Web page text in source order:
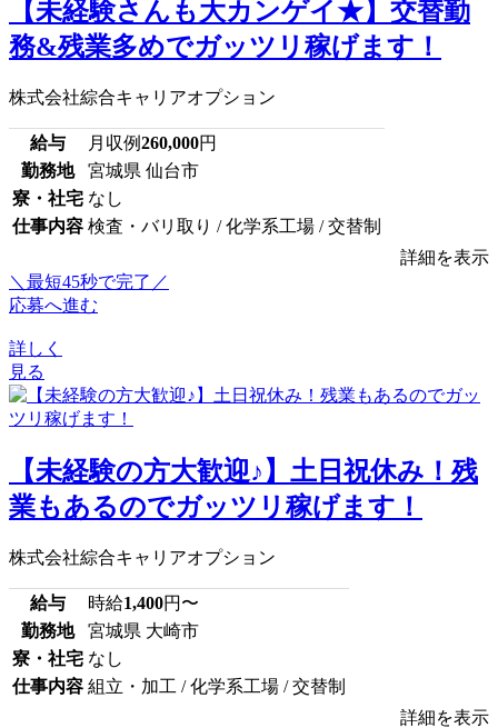
【未経験さんも大カンゲイ★】交替勤
務&残業多めでガッツリ稼げます！
株式会社綜合キャリアオプション
給与 月収例260,000円
勤務地
宮城県 仙台市
寮・社宅 なし
仕事内容 検査・バリ取り / 化学系工場 / 交替制
詳細を表示
＼最短45秒で完了／
応募へ進む
詳しく
見る
【未経験の方大歓迎♪】土日祝休み！残
業もあるのでガッツリ稼げます！
株式会社綜合キャリアオプション
給与 時給1,400円〜
勤務地
宮城県 大崎市
寮・社宅 なし
仕事内容 組立・加工 / 化学系工場 / 交替制
詳細を表示